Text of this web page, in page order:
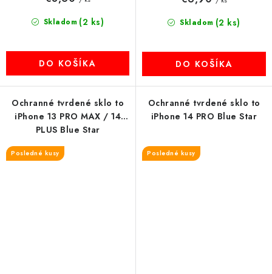
Skladom (2 ks)
DO KOŠÍKA
Skladom (2 ks)
DO KOŠÍKA
Ochranné tvrdené sklo to
iPhone 13 PRO MAX / 14
PLUS Blue Star
Posledné kusy
Ochranné tvrdené sklo to
iPhone 14 PRO Blue Star
Posledné kusy